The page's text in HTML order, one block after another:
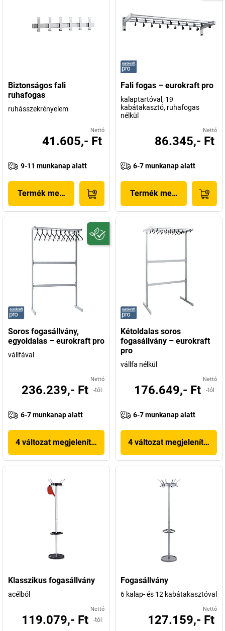
Biztonságos fali
ruhafogas
ruhásszekrényelem
Nettó
41.605,- Ft
9-11 munkanap alatt
Termék megjelenítése
Fali fogas – eurokraft pro
kalaptartóval, 19
kabátakasztó, ruhafogas
nélkül
Nettó
86.345,- Ft
6-7 munkanap alatt
Termék megjelenítése
Soros fogasállvány,
egyoldalas – eurokraft pro
vállfával
Nettó
236.239,- Ft -tól
6-7 munkanap alatt
4 változat megjelenítése
Kétoldalas soros
fogasállvány – eurokraft
pro
vállfa nélkül
Nettó
176.649,- Ft -tól
6-7 munkanap alatt
4 változat megjelenítése
Klasszikus fogasállvány
acélból
Nettó
119.079,- Ft -tól
Fogasállvány
6 kalap- és 12 kabátakasztóval
Nettó
127.159,- Ft